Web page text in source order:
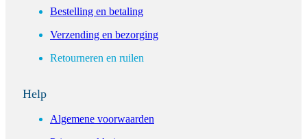
Bestelling en betaling
Verzending en bezorging
Retourneren en ruilen
Help
Algemene voorwaarden